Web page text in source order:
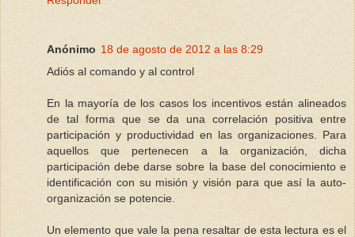
Anónimo 18 de agosto de 2012 a las 8:29
Adiós al comando y al control
En la mayoría de los casos los incentivos están alineados
de tal forma que se da una correlación positiva entre
participación y productividad en las organizaciones. Para
aquellos que pertenecen a la organización, dicha
participación debe darse sobre la base del conocimiento e
identificación con su misión y visión para que así la auto-
organización se potencie.
Un elemento que vale la pena resaltar de esta lectura es el